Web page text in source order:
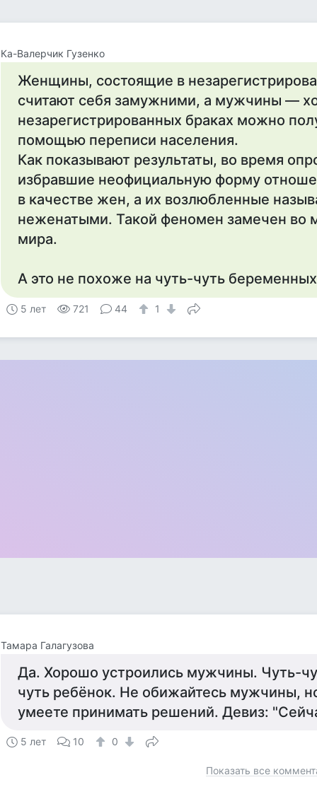
Ка-Валерчик Гузенко
Женщины, состоящие в
считают себя замужними, а мужчины —
незарегистрированных браках можно
помощью переписи населения.
Как показывают результаты, во время
избравшие неофициальную форму
в качестве жен, а их возлюбленные
неженатыми. Такой феномен замечен во
мира.
А это не похоже на чуть-чуть
5 лет 721 44 1
Тамара Галагузова
Да. Хорошо устроились мужчины. Чуть-
чуть ребёнок. Не обижайтесь мужчины,
умеете принимать решений. Девиз:
5 лет 10 0
Показать все